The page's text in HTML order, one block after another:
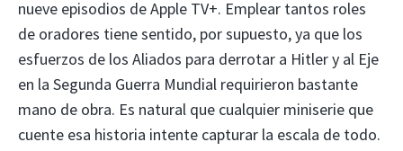
nueve episodios de Apple TV+. Emplear tantos roles
de oradores tiene sentido, por supuesto, ya que los
esfuerzos de los Aliados para derrotar a Hitler y al Eje
en la Segunda Guerra Mundial requirieron bastante
mano de obra. Es natural que cualquier miniserie que
cuente esa historia intente capturar la escala de todo.